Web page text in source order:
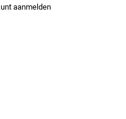
aanmelden